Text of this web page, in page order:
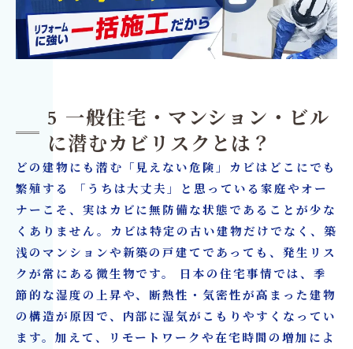
5 一般住宅・マンション・ビル
に潜むカビリスクとは？
どの建物にも潜む「見えない危険」カビはどこにでも
繁殖する 「うちは大丈夫」と思っている家庭やオー
ナーこそ、実はカビに無防備な状態であることが少な
くありません。カビは特定の古い建物だけでなく、築
浅のマンションや新築の戸建てであっても、発生リス
クが常にある微生物です。 日本の住宅事情では、季
節的な湿度の上昇や、断熱性・気密性が高まった建物
の構造が原因で、内部に湿気がこもりやすくなってい
ます。加えて、リモートワークや在宅時間の増加によ